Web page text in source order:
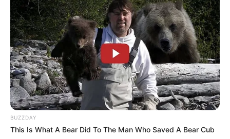
BUZZDAY
This Is What A Bear Did To The Man Who Saved A Bear Cub